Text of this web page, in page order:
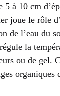
5 à 10 cm
joue le rôle
de l’eau du
la
ou de gel.
organiques